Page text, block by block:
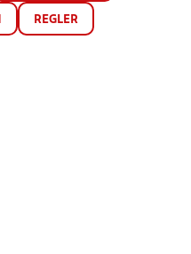
REGLER